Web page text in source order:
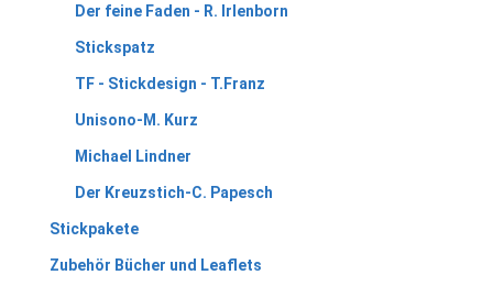
Der feine Faden - R. Irlenborn
Stickspatz
TF - Stickdesign - T.Franz
Unisono-M. Kurz
Michael Lindner
Der Kreuzstich-C. Papesch
Stickpakete
Zubehör Bücher und Leaflets